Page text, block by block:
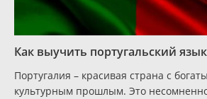
Как выучить португальский
Португалия – красивая страна с
культурным прошлым. Это